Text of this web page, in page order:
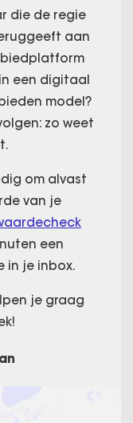
die de regie
aan
biedplatform
een digitaal
model?
zo weet
om alvast
van je
een
in je inbox.
je graag